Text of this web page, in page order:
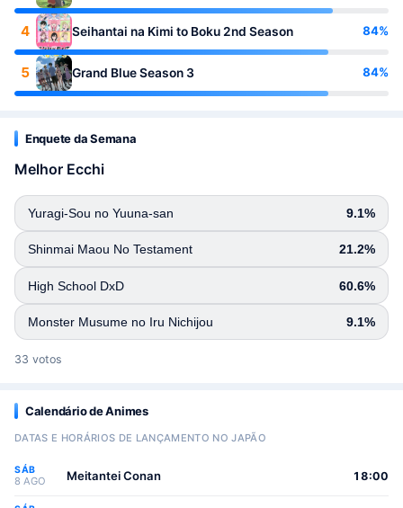
4 Seihantai na Kimi to Boku 2nd Season 84%
5 Grand Blue Season 3 84%
Enquete da Semana
Melhor Ecchi
Yuragi-Sou no Yuuna-san 9.1%
Shinmai Maou No Testament 21.2%
High School DxD 60.6%
Monster Musume no Iru Nichijou 9.1%
33 votos
Calendário de Animes
DATAS E HORÁRIOS DE LANÇAMENTO NO JAPÃO
SÁB
8 AGO Meitantei Conan 18:00